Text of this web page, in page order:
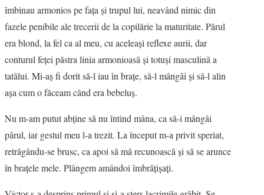
îmbinau armonios pe faţa şi trupul lui, neavând nimic din
fazele penibile ale trecerii de la copilărie la maturitate. Părul
era blond, la fel ca al meu, cu aceleaşi reflexe aurii, dar
conturul feţei păstra linia armonioasă şi totuşi masculină a
tatălui. Mi-aş fi dorit să-l iau în braţe, să-l mângâi şi să-l alin
aşa cum o făceam când era bebeluş.
Nu m-am putut abţine să nu întind mâna, ca să-i mângâi
părul, iar gestul meu l-a trezit. La început m-a privit speriat,
retrăgându-se brusc, ca apoi să mă recunoască şi să se arunce
în braţele mele. Plângem amândoi îmbrăţişaţi.